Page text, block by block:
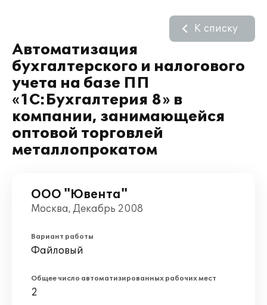
Автоматизация
бухгалтерского и налогового
учета на базе ПП
«1С:Бухгалтерия 8» в
компании, занимающейся
оптовой торговлей
металлопрокатом
К списку
ООО "Ювента"
Москва, Декабрь 2008
Вариант работы
Файловый
Общее число автоматизированных рабочих мест
2